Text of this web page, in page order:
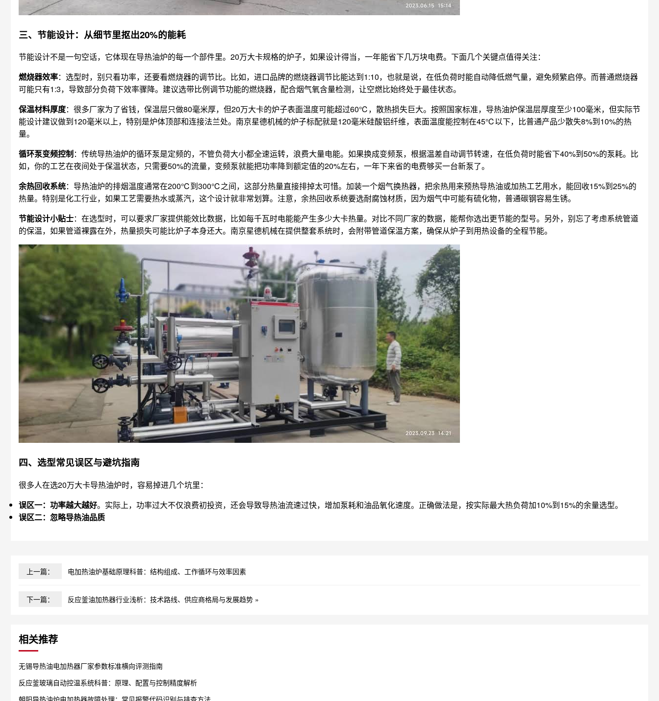
三、节能设计：从细节里抠出20%的能耗
节能设计不是一句空话，它体现在导热油炉的每一个部件里。20万大卡规格的炉子，如果设计得当，一年能省下几万块电费。下面几个关键点值得关注：
燃烧器效率：选型时，别只看功率，还要看燃烧器的调节比。比如，进口品牌的燃烧器调节比能达到1:10，也就是说，在低负荷时能自动降低燃气量，避免频繁启停。而普通燃烧器
可能只有1:3，导致部分负荷下效率骤降。建议选带比例调节功能的燃烧器，配合烟气氧含量检测，让空燃比始终处于最佳状态。
保温材料厚度：很多厂家为了省钱，保温层只做80毫米厚，但20万大卡的炉子表面温度可能超过60℃，散热损失巨大。按照国家标准，导热油炉保温层厚度至少100毫米，但实际节
能设计建议做到120毫米以上，特别是炉体顶部和连接法兰处。南京星德机械的炉子标配就是120毫米硅酸铝纤维，表面温度能控制在45℃以下，比普通产品少散失8%到10%的热
量。
循环泵变频控制：传统导热油炉的循环泵是定频的，不管负荷大小都全速运转，浪费大量电能。如果换成变频泵，根据温差自动调节转速，在低负荷时能省下40%到50%的泵耗。比
如，你的工艺在夜间处于保温状态，只需要50%的流量，变频泵就能把功率降到额定值的20%左右，一年下来省的电费够买一台新泵了。
余热回收系统：导热油炉的排烟温度通常在200℃到300℃之间，这部分热量直接排掉太可惜。加装一个烟气换热器，把余热用来预热导热油或加热工艺用水，能回收15%到25%的
热量。特别是化工行业，如果工艺需要热水或蒸汽，这个设计就非常划算。注意，余热回收系统要选耐腐蚀材质，因为烟气中可能有硫化物，普通碳钢容易生锈。
节能设计小贴士：在选型时，可以要求厂家提供能效比数据，比如每千瓦时电能能产生多少大卡热量。对比不同厂家的数据，能帮你选出更节能的型号。另外，别忘了考虑系统管道
的保温，如果管道裸露在外，热量损失可能比炉子本身还大。南京星德机械在提供整套系统时，会附带管道保温方案，确保从炉子到用热设备的全程节能。
四、选型常见误区与避坑指南
很多人在选20万大卡导热油炉时，容易掉进几个坑里：
误区一：功率越大越好。实际上，功率过大不仅浪费初投资，还会导致导热油流速过快，增加泵耗和油品氧化速度。正确做法是，按实际最大热负荷加10%到15%的余量选型。
误区二：忽略导热油品质
上一篇： 电加热油炉基础原理科普：结构组成、工作循环与效率因素
下一篇： 反应釜油加热器行业浅析：技术路线、供应商格局与发展趋势 »
相关推荐
无锡导热油电加热器厂家参数标准横向评测指南
反应釜玻璃自动控温系统科普：原理、配置与控制精度解析
朝阳导热油炉电加热器故障处理：常见报警代码识别与排查方法